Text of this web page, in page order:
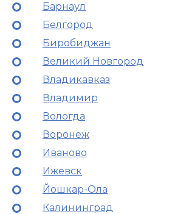
Барнаул
Белгород
Биробиджан
Великий Новгород
Владикавказ
Владимир
Вологда
Воронеж
Иваново
Ижевск
Йошкар-Ола
Калининград